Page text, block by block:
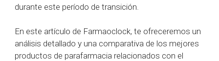
durante este período de transición.
En este artículo de Farmaoclock, te ofreceremos un
análisis detallado y una comparativa de los mejores
productos de parafarmacia relacionados con el